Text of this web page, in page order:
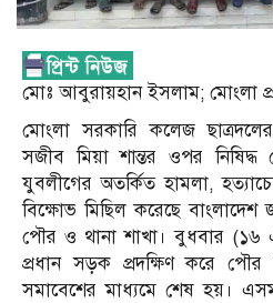
মোঃ আবুরায়হান ইসলাম; মোংলা
মোংলা সরকারি কলেজ
সজীব মিয়া শান্তর ওপর
যুবলীগের অতর্কিত হামলা,
বিক্ষোভ মিছিল করেছে বাংলাদেশ
পৌর ও থানা শাখা। বুধবার (১৬
প্রধান সড়ক প্রদক্ষিণ করে পৌর
সমাবেশের মাধ্যমে শেষ হয়।